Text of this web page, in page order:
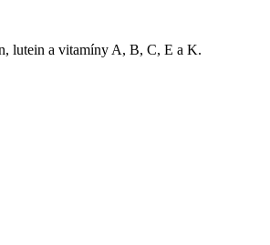
lutein a vitamíny A, B, C, E a K.